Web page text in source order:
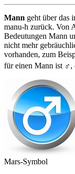
Mann geht über das
manu-h zurück. Von
Bedeutungen Mann
nicht mehr
vorhanden, zum
für einen Mann ist ♂,
Mars-Symbol